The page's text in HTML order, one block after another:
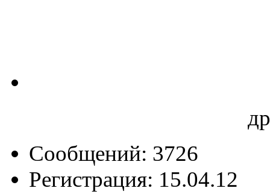
Сообщений: 3726
Регистрация: 15.04.12